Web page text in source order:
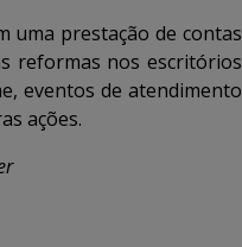
uma prestação de contas
reformas nos escritórios
eventos de atendimento
ações.